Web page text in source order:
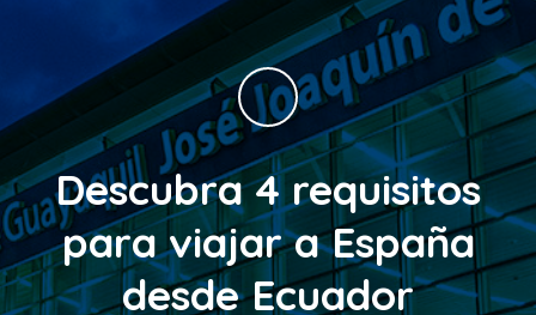
Descubra 4 requisitos
para viajar a España
desde Ecuador